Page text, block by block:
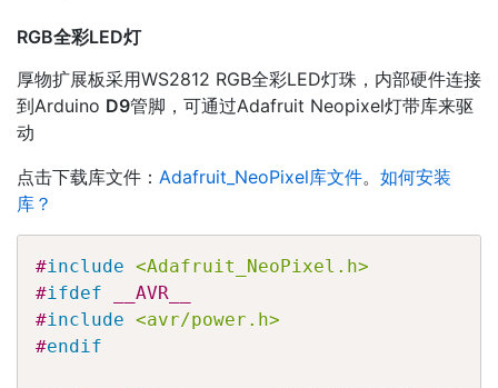
RGB全彩LED灯
厚物扩展板采用WS2812 RGB全彩LED灯珠，内部硬件连接
到Arduino D9管脚，可通过Adafruit Neopixel灯带库来驱
动
点击下载库文件： Adafruit_NeoPixel库文件。 如何安装
库？
#include <Adafruit_NeoPixel.h>
#ifdef __AVR__
#include <avr/power.h>
#endif